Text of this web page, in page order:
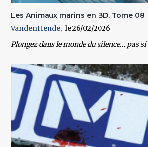
Les Animaux marins en BD. Tome 08
VandenHende
26/02/2026
Plongez dans le monde du silence… pas